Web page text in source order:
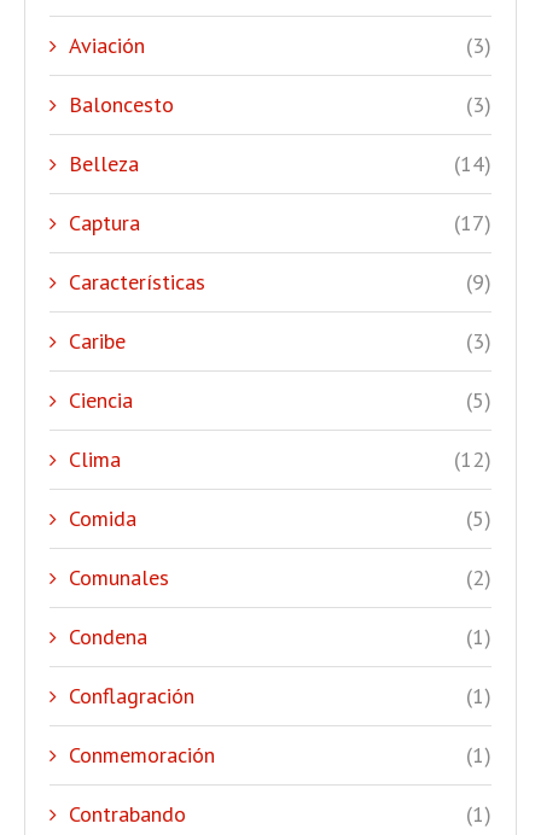
Aviación (3)
Baloncesto (3)
Belleza (14)
Captura (17)
Características (9)
Caribe (3)
Ciencia (5)
Clima (12)
Comida (5)
Comunales (2)
Condena (1)
Conflagración (1)
Conmemoración (1)
Contrabando (1)